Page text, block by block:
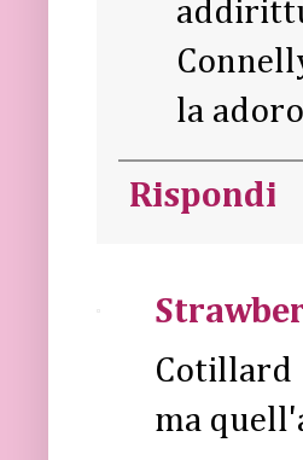
la adoro
Rispondi
Cotillard
ma